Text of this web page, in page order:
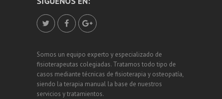
Somos un equipo experto y especializado de
fisioterapeutas colegiadas. Tratamos todo tipo de
casos mediante técnicas de fisioterapia y osteopatía,
siendo la terapia manual la base de nuestros
servicios y tratamientos.